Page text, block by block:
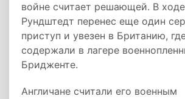
войне считает решающей. В
Рундштедт перенес еще один
приступ и увезен в Британию,
содержали в лагере
Бридженте.
Англичане считали его военным